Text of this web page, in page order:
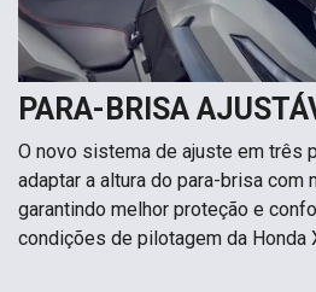
PARA-BRISA
O novo sistema de ajuste em três
adaptar a altura do para-brisa com
garantindo melhor proteção e
condições de pilotagem da Honda